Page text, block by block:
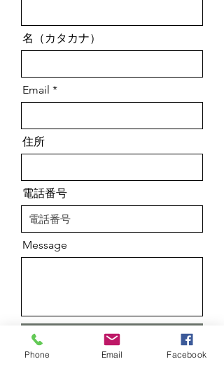
名（カタカナ）
Email
住所
電話番号
Message
送信
Phone Email Facebook